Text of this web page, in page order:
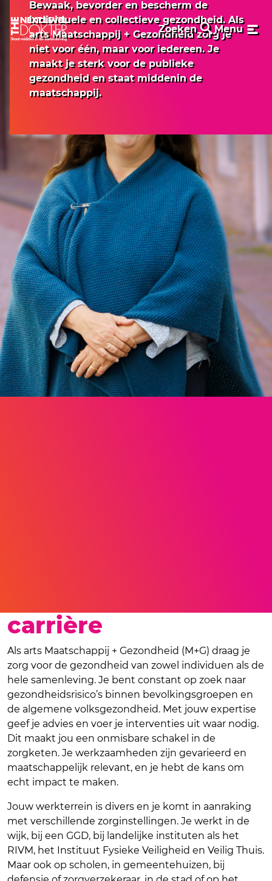
Zoeken Menu
Bewaak, bevorder en bescherm de
individuele en collectieve gezondheid. Als
arts Maatschappij + Gezondheid zorg je
niet voor één, maar voor iedereen. Je
maakt je sterk voor de publieke
gezondheid en staat middenin de
maatschappij.
carrière
Als arts Maatschappij + Gezondheid (M+G) draag je
zorg voor de gezondheid van zowel individuen als de
hele samenleving. Je bent constant op zoek naar
gezondheidsrisico’s binnen bevolkingsgroepen en
de algemene volksgezondheid. Met jouw expertise
geef je advies en voer je interventies uit waar nodig.
Dit maakt jou een onmisbare schakel in de
zorgketen. Je werkzaamheden zijn gevarieerd en
maatschappelijk relevant, en je hebt de kans om
echt impact te maken.
Jouw werkterrein is divers en je komt in aanraking
met verschillende zorginstellingen. Je werkt in de
wijk, bij een GGD, bij landelijke instituten als het
RIVM, het Instituut Fysieke Veiligheid en Veilig Thuis.
Maar ook op scholen, in gemeentehuizen, bij